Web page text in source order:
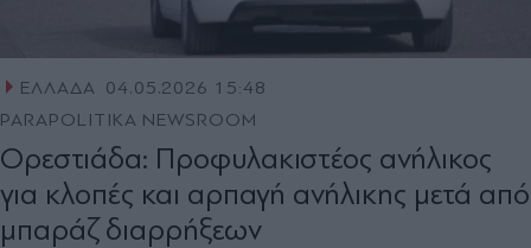
ΕΛΛΑΔΑ 04.05.2026 15:48
PARAPOLITIKA NEWSROOM
Ορεστιάδα: Προφυλακιστέος ανήλικος
για κλοπές και αρπαγή ανήλικης μετά από
μπαράζ διαρρήξεων